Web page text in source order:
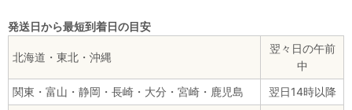
発送日から最短到着日の目安
北海道・東北・沖縄
翌々日の午前
中
関東・富山・静岡・長崎・大分・宮崎・鹿児島
翌日14時以降